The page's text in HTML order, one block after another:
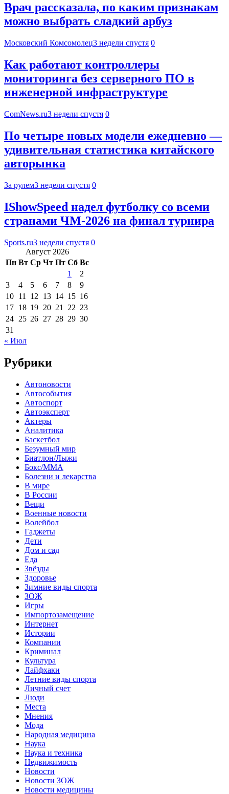
Врач рассказала, по каким признакам
можно выбрать сладкий арбуз
Московский Комсомолец3 недели спустя 0
Как работают контроллеры
мониторинга без серверного ПО в
инженерной инфраструктуре
ComNews.ru3 недели спустя 0
По четыре новых модели ежедневно —
удивительная статистика китайского
авторынка
За рулем3 недели спустя 0
IShowSpeed надел футболку со всеми
странами ЧМ-2026 на финал турнира
Sports.ru3 недели спустя 0
Август 2026
Пн Вт Ср Чт Пт Сб Вс
1
2
3
4 5 6 7 8
9
10 11 12 13 14 15 16
17 18 19 20 21 22 23
24 25 26 27 28 29 30
31
« Июл
Рубрики
Автоновости
Автособытия
Автоспорт
Автоэксперт
Актеры
Аналитика
Баскетбол
Безумный мир
Биатлон/Лыжи
Бокс/MMA
Болезни и лекарства
В мире
В России
Вещи
Военные новости
Волейбол
Гаджеты
Дети
Дом и сад
Еда
Звёзды
Здоровье
Зимние виды спорта
ЗОЖ
Игры
Импортозамещение
Интернет
Истории
Компании
Криминал
Культура
Лайфхаки
Летние виды спорта
Личный счет
Люди
Места
Мнения
Мода
Народная медицина
Наука
Наука и техника
Недвижимость
Новости
Новости ЗОЖ
Новости медицины